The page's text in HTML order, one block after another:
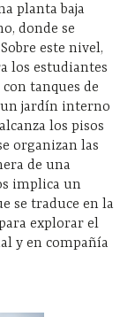
planta baja
donde se
este nivel,
los estudiantes
tanques de
un jardín interno
los pisos
organizan las
de una
implica un
se traduce en la
explorar el
y en compañía